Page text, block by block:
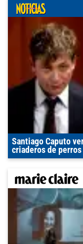
Santiago Caputo
criaderos de perros